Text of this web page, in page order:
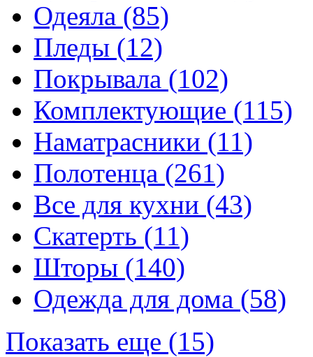
Одеяла (85)
Пледы (12)
Покрывала (102)
Комплектующие (115)
Наматрасники (11)
Полотенца (261)
Все для кухни (43)
Скатерть (11)
Шторы (140)
Одежда для дома (58)
Показать еще (15)